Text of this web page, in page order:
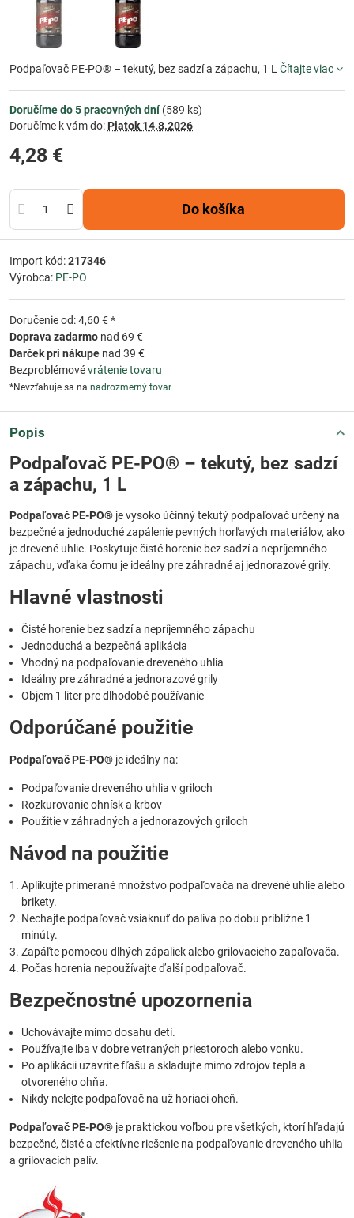
Podpaľovač PE-PO® – tekutý, bez sadzí a zápachu, 1 L Čítajte viac
Doručíme do 5 pracovných dní(589 ks)
Doručíme k vám do: Piatok 14.8.2026
4,28 €
Do košíka
Import kód:217346
Výrobca: PE-PO
Doručenie od: 4,60 € *
Doprava zadarmo nad 69 €
Darček pri nákupe nad 39 €
Bezproblémovévrátenie tovaru
*Nevzťahuje sa na nadrozmerný tovar
Popis
Podpaľovač PE-PO® – tekutý, bez sadzí
a zápachu, 1 L
Podpaľovač PE-PO® je vysoko účinný tekutý podpaľovač určený na
bezpečné a jednoduché zapálenie pevných horľavých materiálov, ako
je drevené uhlie. Poskytuje čisté horenie bez sadzí a nepríjemného
zápachu, vďaka čomu je ideálny pre záhradné aj jednorazové grily.
Hlavné vlastnosti
Čisté horenie bez sadzí a nepríjemného zápachu
Jednoduchá a bezpečná aplikácia
Vhodný na podpaľovanie dreveného uhlia
Ideálny pre záhradné a jednorazové grily
Objem 1 liter pre dlhodobé používanie
Odporúčané použitie
Podpaľovač PE-PO® je ideálny na:
Podpaľovanie dreveného uhlia v griloch
Rozkurovanie ohnísk a krbov
Použitie v záhradných a jednorazových griloch
Návod na použitie
Aplikujte primerané množstvo podpaľovača na drevené uhlie alebo
brikety.
Nechajte podpaľovač vsiaknuť do paliva po dobu približne 1
minúty.
Zapáľte pomocou dlhých zápaliek alebo grilovacieho zapaľovača.
Počas horenia nepoužívajte ďalší podpaľovač.
Bezpečnostné upozornenia
Uchovávajte mimo dosahu detí.
Používajte iba v dobre vetraných priestoroch alebo vonku.
Po aplikácii uzavrite fľašu a skladujte mimo zdrojov tepla a
otvoreného ohňa.
Nikdy nelejte podpaľovač na už horiaci oheň.
Podpaľovač PE-PO® je praktickou voľbou pre všetkých, ktorí hľadajú
bezpečné, čisté a efektívne riešenie na podpaľovanie dreveného uhlia
a grilovacích palív.